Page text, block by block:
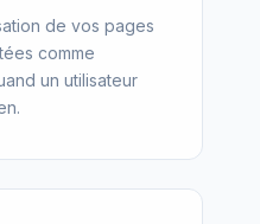
de vos pages
comme
un utilisateur